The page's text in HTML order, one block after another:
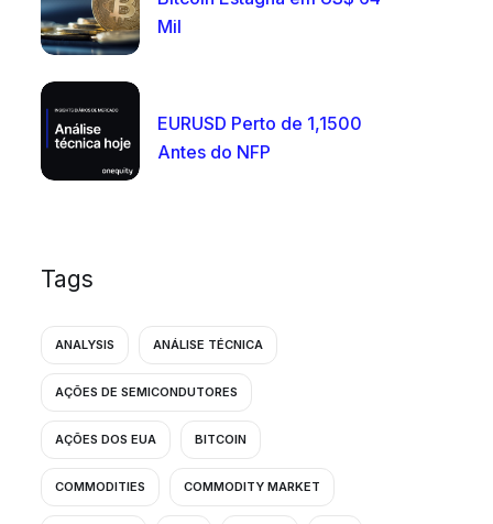
Mil
EURUSD Perto de 1,1500
Antes do NFP
Tags
ANALYSIS ANÁLISE TÉCNICA
AÇÕES DE SEMICONDUTORES
AÇÕES DOS EUA BITCOIN
COMMODITIES COMMODITY MARKET